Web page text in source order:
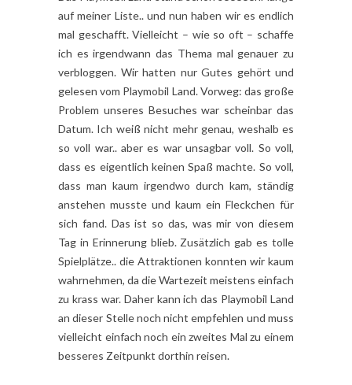
auf meiner Liste.. und nun haben wir es endlich
mal geschafft. Vielleicht – wie so oft – schaffe
ich es irgendwann das Thema mal genauer zu
verbloggen. Wir hatten nur Gutes gehört und
gelesen vom Playmobil Land. Vorweg: das große
Problem unseres Besuches war scheinbar das
Datum. Ich weiß nicht mehr genau, weshalb es
so voll war.. aber es war unsagbar voll. So voll,
dass es eigentlich keinen Spaß machte. So voll,
dass man kaum irgendwo durch kam, ständig
anstehen musste und kaum ein Fleckchen für
sich fand. Das ist so das, was mir von diesem
Tag in Erinnerung blieb. Zusätzlich gab es tolle
Spielplätze.. die Attraktionen konnten wir kaum
wahrnehmen, da die Wartezeit meistens einfach
zu krass war. Daher kann ich das Playmobil Land
an dieser Stelle noch nicht empfehlen und muss
vielleicht einfach noch ein zweites Mal zu einem
besseres Zeitpunkt dorthin reisen.